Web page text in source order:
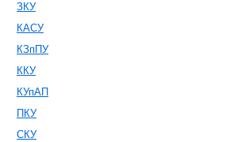
ЗКУ
КАСУ
КЗпПУ
ККУ
КУпАП
ПКУ
СКУ